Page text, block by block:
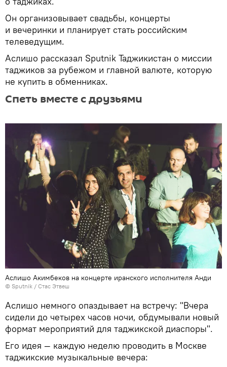
Он организовывает свадьбы, концерты
и вечеринки и планирует стать российским
телеведущим.
Аслишо рассказал Sputnik Таджикистан о миссии
таджиков за рубежом и главной валюте, которую
не купить в обменниках.
Спеть вместе с друзьями
Аслишо Акимбеков на концерте иранского исполнителя Анди
© Sputnik / Стас Этвеш
Аслишо немного опаздывает на встречу: "Вчера
сидели до четырех часов ночи, обдумывали новый
формат мероприятий для таджикской диаспоры".
Его идея — каждую неделю проводить в Москве
таджикские музыкальные вечера: